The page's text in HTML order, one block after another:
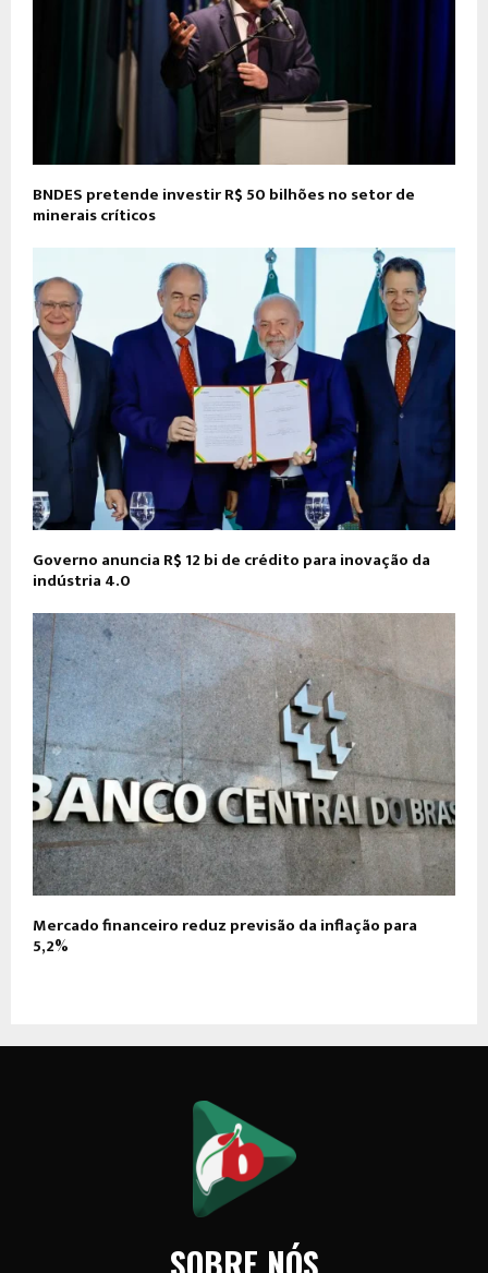
BNDES pretende investir R$ 50 bilhões no setor de
minerais críticos
Governo anuncia R$ 12 bi de crédito para inovação da
indústria 4.0
Mercado financeiro reduz previsão da inflação para
5,2%